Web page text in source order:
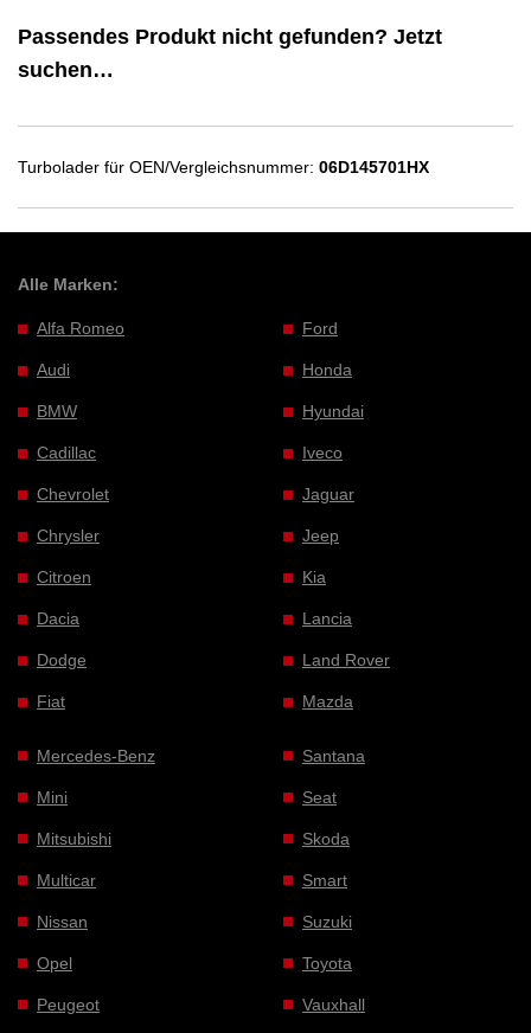
Passendes Produkt nicht gefunden? Jetzt
suchen…
Turbolader für OEN/Vergleichsnummer: 06D145701HX
Alle Marken:
Alfa Romeo
Audi
BMW
Cadillac
Chevrolet
Chrysler
Citroen
Dacia
Dodge
Fiat
Ford
Honda
Hyundai
Iveco
Jaguar
Jeep
Kia
Lancia
Land Rover
Mazda
Mercedes-Benz
Mini
Mitsubishi
Multicar
Nissan
Opel
Peugeot
Santana
Seat
Skoda
Smart
Suzuki
Toyota
Vauxhall